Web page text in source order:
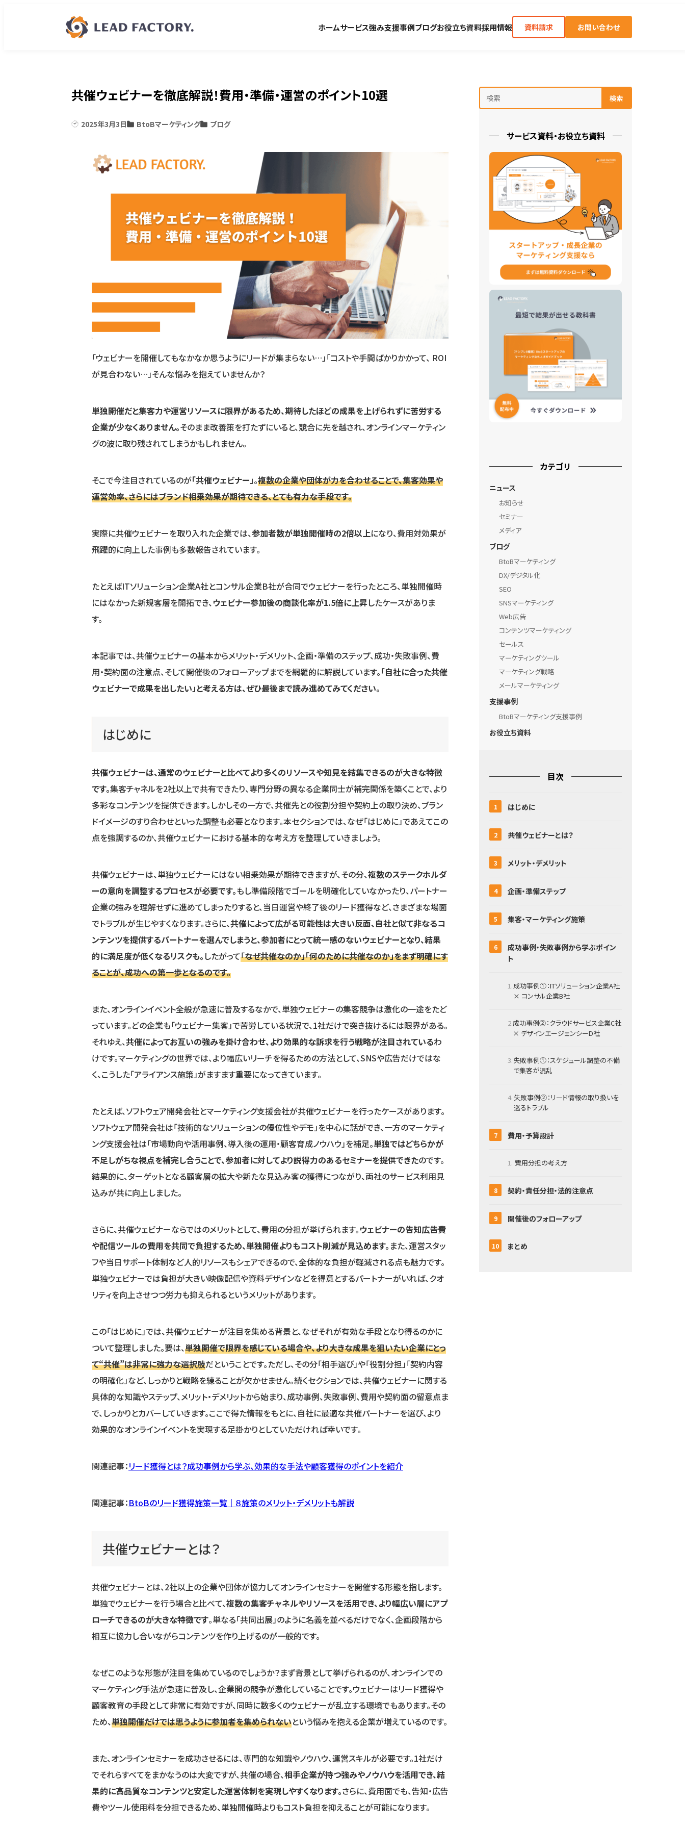
ホームサービス強み支援事例ブログお役立ち資料採用情報 資料請求 お問い合わせ
共催ウェビナーを徹底解説！費用・準備・運営のポイント10選
2025年3月3日 BtoBマーケティング ブログ
「ウェビナーを開催してもなかなか思うようにリードが集まらない…」「コストや手間ばかりかかって、 ROI
が見合わない…」そんな悩みを抱えていませんか？
単独開催だと集客力や運営リソースに限界があるため、期待したほどの成果を上げられずに苦労する
企業が少なくありません。そのまま改善策を打たずにいると、競合に先を越され、オンラインマーケティン
グの波に取り残されてしまうかもしれません。
そこで今注目されているのが「共催ウェビナー」。複数の企業や団体が力を合わせることで、集客効果や
運営効率、さらにはブランド相乗効果が期待できる、とても有力な手段です。
実際に共催ウェビナーを取り入れた企業では、参加者数が単独開催時の2倍以上になり、費用対効果が
飛躍的に向上した事例も多数報告されています。
たとえばITソリューション企業A社とコンサル企業B社が合同でウェビナーを行ったところ、単独開催時
にはなかった新規客層を開拓でき、ウェビナー参加後の商談化率が1.5倍に上昇したケースがありま
す。
本記事では、共催ウェビナーの基本からメリット・デメリット、企画・準備のステップ、成功・失敗事例、費
用・契約面の注意点、そして開催後のフォローアップまでを網羅的に解説しています。「自社に合った共催
ウェビナーで成果を出したい」と考える方は、ぜひ最後まで読み進めてみてください。
はじめに
共催ウェビナーは、通常のウェビナーと比べてより多くのリソースや知見を結集できるのが大きな特徴
です。集客チャネルを2社以上で共有できたり、専門分野の異なる企業同士が補完関係を築くことで、より
多彩なコンテンツを提供できます。しかしその一方で、共催先との役割分担や契約上の取り決め、ブラン
ドイメージのすり合わせといった調整も必要となります。本セクションでは、なぜ「はじめに」であえてこの
点を強調するのか、共催ウェビナーにおける基本的な考え方を整理していきましょう。
共催ウェビナーは、単独ウェビナーにはない相乗効果が期待できますが、その分、複数のステークホルダ
ーの意向を調整するプロセスが必要です。もし準備段階でゴールを明確化していなかったり、パートナー
企業の強みを理解せずに進めてしまったりすると、当日運営や終了後のリード獲得など、さまざまな場面
でトラブルが生じやすくなります。さらに、共催によって広がる可能性は大きい反面、自社と似て非なるコ
ンテンツを提供するパートナーを選んでしまうと、参加者にとって統一感のないウェビナーとなり、結果
的に満足度が低くなるリスクも。 したがって「なぜ共催なのか」「何のために共催なのか」をまず明確にす
ることが、成功への第一歩となるのです。
また、オンラインイベント全般が急速に普及するなかで、単独ウェビナーの集客競争は激化の一途をたど
っています。どの企業も「ウェビナー集客」で苦労している状況で、1社だけで突き抜けるには限界がある。
それゆえ、共催によってお互いの強みを掛け合わせ、より効果的な訴求を行う戦略が注目されているわ
けです。マーケティングの世界では、より幅広いリーチを得るための方法として、SNSや広告だけではな
く、こうした「アライアンス施策」がますます重要になってきています。
たとえば、ソフトウェア開発会社とマーケティング支援会社が共催ウェビナーを行ったケースがあります。
ソフトウェア開発会社は「技術的なソリューションの優位性やデモ」を中心に話ができ、一方のマーケティ
ング支援会社は「市場動向や活用事例、導入後の運用・顧客育成ノウハウ」を補足。単独ではどちらかが
不足しがちな視点を補完し合うことで、参加者に対してより説得力のあるセミナーを提供できたのです。
結果的に、ターゲットとなる顧客層の拡大や新たな見込み客の獲得につながり、両社のサービス利用見
込みが共に向上しました。
さらに、共催ウェビナーならではのメリットとして、費用の分担が挙げられます。ウェビナーの告知広告費
や配信ツールの費用を共同で負担するため、単独開催よりもコスト削減が見込めます。 また、運営スタッ
フや当日サポート体制など人的リソースもシェアできるので、全体的な負担が軽減される点も魅力です。
単独ウェビナーでは負担が大きい映像配信や資料デザインなどを得意とするパートナーがいれば、クオ
リティを向上させつつ労力も抑えられるというメリットがあります。
この「はじめに」では、共催ウェビナーが注目を集める背景と、なぜそれが有効な手段となり得るのかに
ついて整理しました。要は、単独開催で限界を感じている場合や、より大きな成果を狙いたい企業にとっ
て“共催”は非常に強力な選択肢だということです。ただし、その分「相手選び」や「役割分担」「契約内容
の明確化」など、しっかりと戦略を練ることが欠かせません。続くセクションでは、共催ウェビナーに関する
具体的な知識やステップ、メリット・デメリットから始まり、成功事例、失敗事例、費用や契約面の留意点ま
で、しっかりとカバーしていきます。ここで得た情報をもとに、自社に最適な共催パートナーを選び、より
効果的なオンラインイベントを実現する足掛かりとしていただければ幸いです。
関連記事：リード獲得とは？成功事例から学ぶ、効果的な手法や顧客獲得のポイントを紹介
関連記事：BtoBのリード獲得施策一覧｜８施策のメリット・デメリットも解説
共催ウェビナーとは？
共催ウェビナーとは、2社以上の企業や団体が協力してオンラインセミナーを開催する形態を指します。
単独でウェビナーを行う場合と比べて、複数の集客チャネルやリソースを活用でき、より幅広い層にアプ
ローチできるのが大きな特徴です。単なる「共同出展」のように名義を並べるだけでなく、企画段階から
相互に協力し合いながらコンテンツを作り上げるのが一般的です。
なぜこのような形態が注目を集めているのでしょうか？まず背景として挙げられるのが、オンラインでの
マーケティング手法が急速に普及し、企業間の競争が激化していることです。ウェビナーはリード獲得や
顧客教育の手段として非常に有効ですが、同時に数多くのウェビナーが乱立する環境でもあります。その
ため、単独開催だけでは思うように参加者を集められないという悩みを抱える企業が増えているのです。
また、オンラインセミナーを成功させるには、専門的な知識やノウハウ、運営スキルが必要です。1社だけ
でそれらすべてをまかなうのは大変ですが、共催の場合、相手企業が持つ強みやノウハウを活用でき、結
果的に高品質なコンテンツと安定した運営体制を実現しやすくなります。さらに、費用面でも、告知・広告
費やツール使用料を分担できるため、単独開催時よりもコスト負担を抑えることが可能になります。
検索
サービス資料・お役立ち資料
カテゴリ
ニュース
お知らせ
セミナー
メディア
ブログ
BtoBマーケティング
DX/デジタル化
SEO
SNSマーケティング
Web広告
コンテンツマーケティング
セールス
マーケティングツール
マーケティング戦略
メールマーケティング
支援事例
BtoBマーケティング支援事例
お役立ち資料
目次
はじめに
共催ウェビナーとは？
メリット・デメリット
企画・準備ステップ
集客・マーケティング施策
成功事例・失敗事例から学ぶポイン
ト
成功事例①：ITソリューション企業A社
× コンサル企業B社
成功事例②：クラウドサービス企業C社
× デザインエージェンシーD社
失敗事例①：スケジュール調整の不備
で集客が混乱
失敗事例②：リード情報の取り扱いを
巡るトラブル
費用・予算設計
費用分担の考え方
契約・責任分担・法的注意点
開催後のフォローアップ
まとめ